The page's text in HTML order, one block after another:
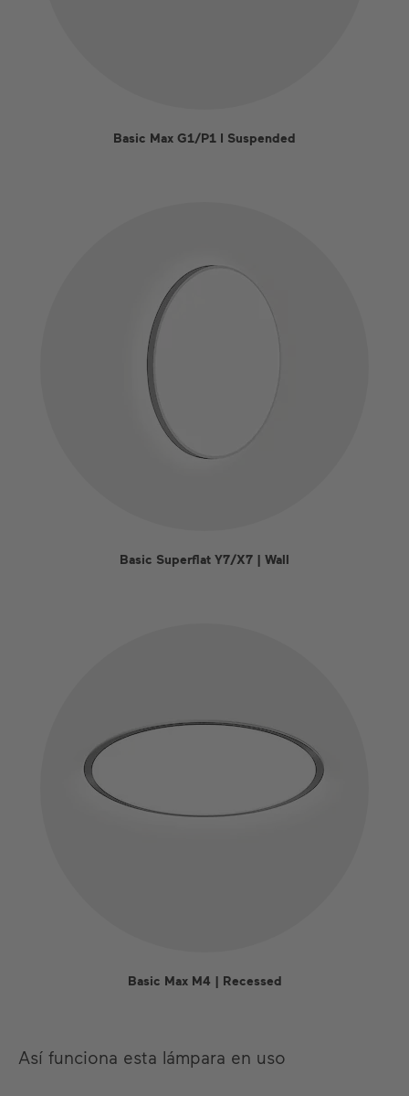
Basic Max G1/P1 I Suspended
Basic Superflat Y7/X7 | Wall
Basic Max M4 | Recessed
Así funciona esta lámpara en uso